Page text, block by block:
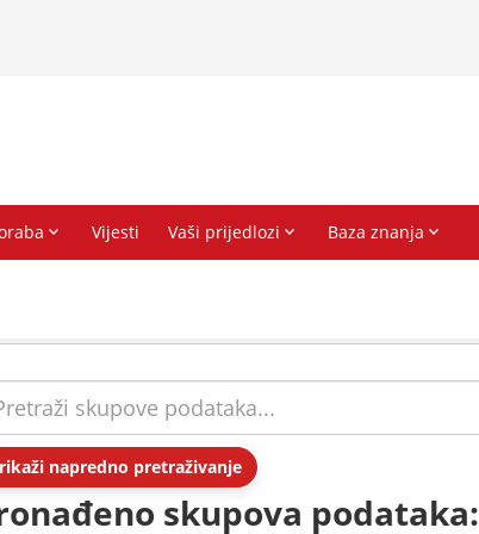
napredno pretraživanje
skupova podataka: